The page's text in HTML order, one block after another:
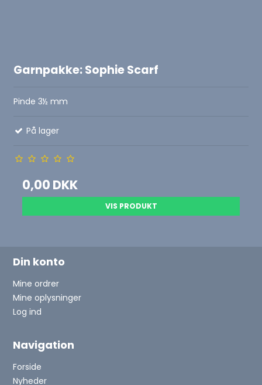
Garnpakke: Sophie Scarf
Pinde 3½ mm
På lager
0,00 DKK
VIS PRODUKT
Din konto
Mine ordrer
Mine oplysninger
Log ind
Navigation
Forside
Nyheder